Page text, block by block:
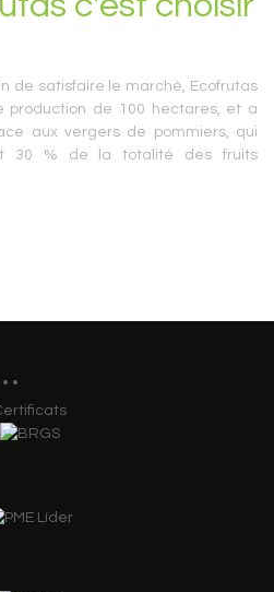
de satisfaire le marché, Ecofrutas
production de 100 hectares, et a
aux vergers de pommiers, qui
30 % de la totalité des fruits